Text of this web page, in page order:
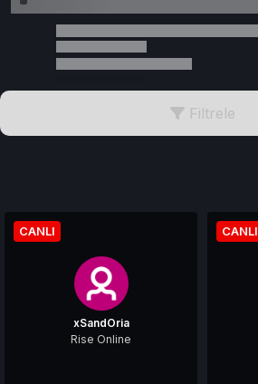
Filtrele
xSandOria
Rise Online
CANLI CANLI